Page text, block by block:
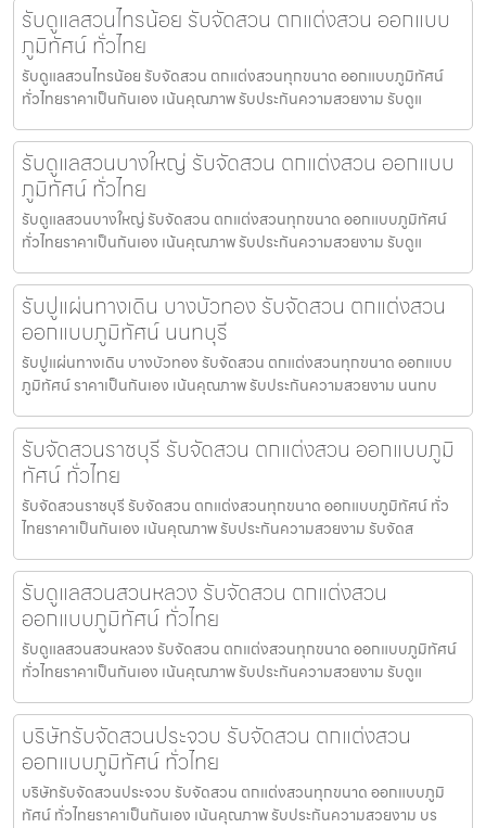
รับดูแลสวนไทรน้อย รับจัดสวน ตกแต่งสวน ออกแบบ
ภูมิทัศน์ ทั่วไทย
รับดูแลสวนไทรน้อย รับจัดสวน ตกแต่งสวนทุกขนาด ออกแบบภูมิทัศน์
ทั่วไทยราคาเป็นกันเอง เน้นคุณภาพ รับประกันความสวยงาม รับดูแ
รับดูแลสวนบางใหญ่ รับจัดสวน ตกแต่งสวน ออกแบบ
ภูมิทัศน์ ทั่วไทย
รับดูแลสวนบางใหญ่ รับจัดสวน ตกแต่งสวนทุกขนาด ออกแบบภูมิทัศน์
ทั่วไทยราคาเป็นกันเอง เน้นคุณภาพ รับประกันความสวยงาม รับดูแ
รับปูแผ่นทางเดิน บางบัวทอง รับจัดสวน ตกแต่งสวน
ออกแบบภูมิทัศน์ นนทบุรี
รับปูแผ่นทางเดิน บางบัวทอง รับจัดสวน ตกแต่งสวนทุกขนาด ออกแบบ
ภูมิทัศน์ ราคาเป็นกันเอง เน้นคุณภาพ รับประกันความสวยงาม นนทบ
รับจัดสวนราชบุรี รับจัดสวน ตกแต่งสวน ออกแบบภูมิ
ทัศน์ ทั่วไทย
รับจัดสวนราชบุรี รับจัดสวน ตกแต่งสวนทุกขนาด ออกแบบภูมิทัศน์ ทั่ว
ไทยราคาเป็นกันเอง เน้นคุณภาพ รับประกันความสวยงาม รับจัดส
รับดูแลสวนสวนหลวง รับจัดสวน ตกแต่งสวน
ออกแบบภูมิทัศน์ ทั่วไทย
รับดูแลสวนสวนหลวง รับจัดสวน ตกแต่งสวนทุกขนาด ออกแบบภูมิทัศน์
ทั่วไทยราคาเป็นกันเอง เน้นคุณภาพ รับประกันความสวยงาม รับดูแ
บริษัทรับจัดสวนประจวบ รับจัดสวน ตกแต่งสวน
ออกแบบภูมิทัศน์ ทั่วไทย
บริษัทรับจัดสวนประจวบ รับจัดสวน ตกแต่งสวนทุกขนาด ออกแบบภูมิ
ทัศน์ ทั่วไทยราคาเป็นกันเอง เน้นคุณภาพ รับประกันความสวยงาม บร